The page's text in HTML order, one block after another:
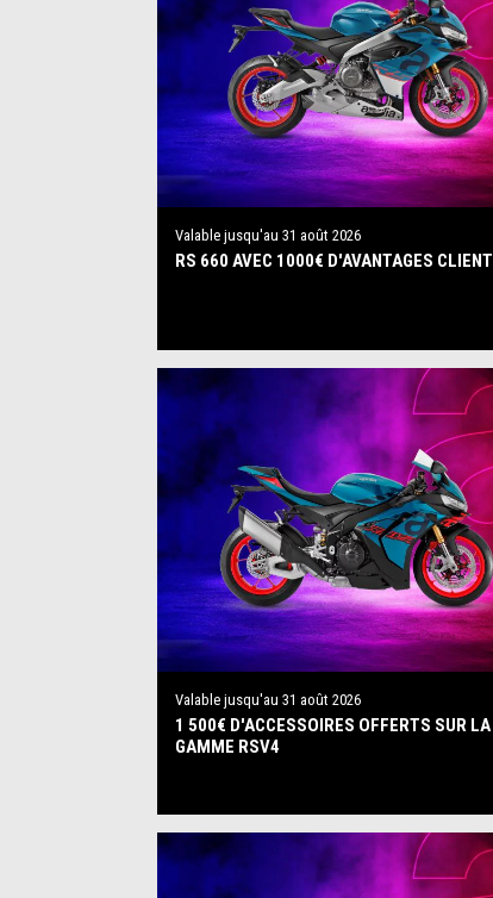
Valable jusqu'au 31 août 2026
RS 660 AVEC 1000€ D'AVANTAGES CLIENT
Valable jusqu'au 31 août 2026
1 500€ D'ACCESSOIRES OFFERTS SUR LA
GAMME RSV4